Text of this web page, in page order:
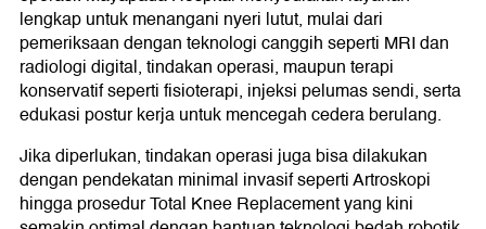
lengkap untuk menangani nyeri lutut, mulai dari
pemeriksaan dengan teknologi canggih seperti MRI dan
radiologi digital, tindakan operasi, maupun terapi
konservatif seperti fisioterapi, injeksi pelumas sendi, serta
edukasi postur kerja untuk mencegah cedera berulang.
Jika diperlukan, tindakan operasi juga bisa dilakukan
dengan pendekatan minimal invasif seperti Artroskopi
hingga prosedur Total Knee Replacement yang kini